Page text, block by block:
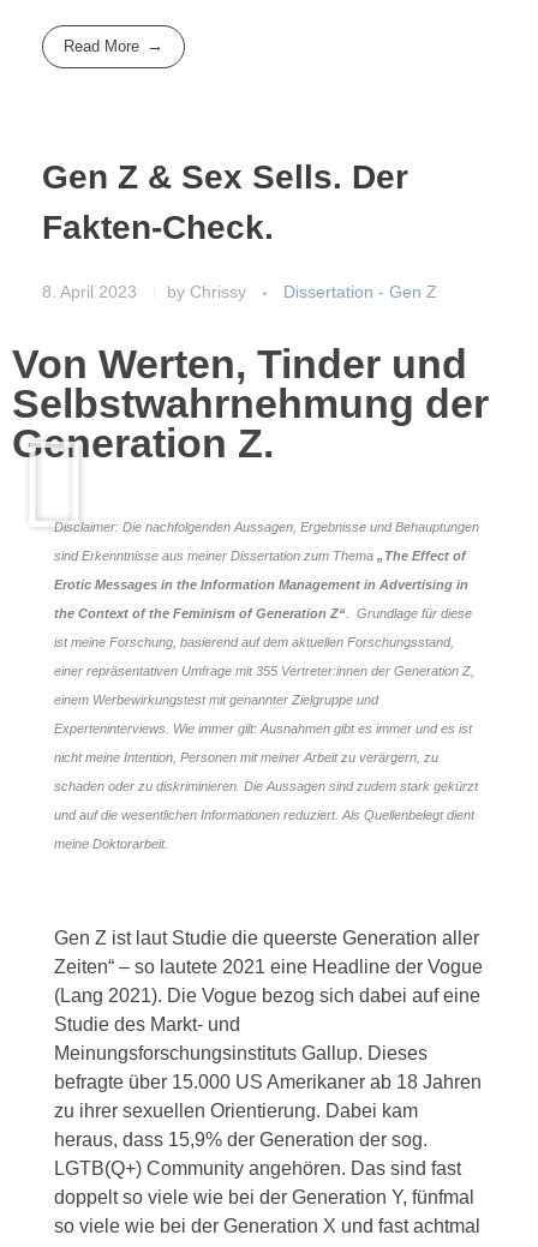
Read More
Gen Z & Sex Sells. Der
Fakten-Check.
8. April 2023 by Chrissy Dissertation - Gen Z
Von Werten, Tinder und
Selbstwahrnehmung der
Generation Z.
Disclaimer: Die nachfolgenden Aussagen, Ergebnisse und Behauptungen
sind Erkenntnisse aus meiner Dissertation zum Thema „The Effect of
Erotic Messages in the Information Management in Advertising in
the Context of the Feminism of Generation Z“ . Grundlage für diese
ist meine Forschung, basierend auf dem aktuellen Forschungsstand,
einer repräsentativen Umfrage mit 355 Vertreter:innen der Generation Z,
einem Werbewirkungstest mit genannter Zielgruppe und
Experteninterviews. Wie immer gilt: Ausnahmen gibt es immer und es ist
nicht meine Intention, Personen mit meiner Arbeit zu verärgern, zu
schaden oder zu diskriminieren. Die Aussagen sind zudem stark gekürzt
und auf die wesentlichen Informationen reduziert. Als Quellenbelegt dient
meine Doktorarbeit.
Gen Z ist laut Studie die queerste Generation aller
Zeiten“ – so lautete 2021 eine Headline der Vogue
(Lang 2021). Die Vogue bezog sich dabei auf eine
Studie des Markt- und
Meinungsforschungsinstituts Gallup. Dieses
befragte über 15.000 US Amerikaner ab 18 Jahren
zu ihrer sexuellen Orientierung. Dabei kam
heraus, dass 15,9% der Generation der sog.
LGTB(Q+) Community angehören. Das sind fast
doppelt so viele wie bei der Generation Y, fünfmal
so viele wie bei der Generation X und fast achtmal